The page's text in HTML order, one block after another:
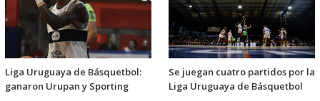
Liga Uruguaya de Básquetbol:
ganaron Urupan y Sporting
Se juegan cuatro partidos por la
Liga Uruguaya de Básquetbol